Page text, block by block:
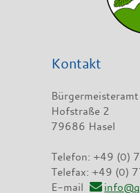
Kontakt
Hofstraße 2
79686 Hasel
Telefon: +49 (0)
Telefax: +49 (0)
E-mail